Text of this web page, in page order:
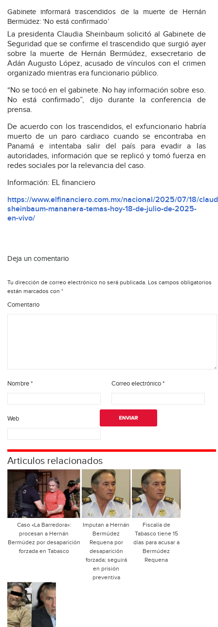
Gabinete informará trascendidos de la muerte de Hernán
Bermúdez: ‘No está confirmado’
La presidenta Claudia Sheinbaum solicitó al Gabinete de
Seguridad que se confirme el trascendido que surgió ayer
sobre la muerte de Hernán Bermúdez, exsecretario de
Adán Augusto López, acusado de vínculos con el crimen
organizado mientras era funcionario público.
“No se tocó en el gabinete. No hay información sobre eso.
No está confirmado”, dijo durante la conferencia de
prensa.
De acuerdo con los trascendidos, el exfuncionario habría
muerto de un paro cardiaco cuando se encontraba en
Panamá e intentaba salir del país para evadir a las
autoridades, información que se replicó y tomó fuerza en
redes sociales por la relevancia del caso.
Información: EL financiero
https://www.elfinanciero.com.mx/nacional/2025/07/18/
sheinbaum-mananera-temas-hoy-18-de-julio-de-2025-
en-vivo/
Deja un comentario
Tu dirección de correo electrónico no será publicada. Los campos obligatorios
están marcados con *
Comentario
Nombre* Correo electrónico*
Web
Articulos relacionados
Caso «La Barredora»:
procesan a Hernán
Bermúdez por desaparición
forzada en Tabasco
Imputan a Hernán
Bermúdez
Requena por
desaparición
forzada; seguirá
en prisión
preventiva
Fiscalía de
Tabasco tiene 15
días para acusar a
Bermúdez
Requena